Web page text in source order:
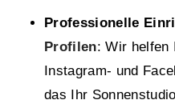
Professionelle
Profilen: Wir helfen
Instagram- und
das Ihr